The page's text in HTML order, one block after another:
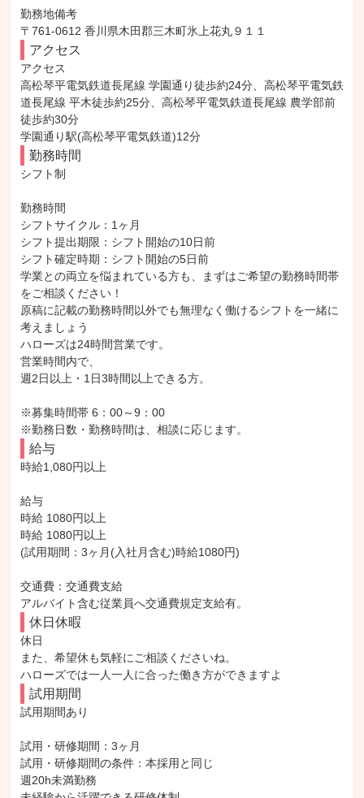
勤務地備考
〒761-0612 香川県木田郡三木町氷上花丸９１１
アクセス
アクセス
高松琴平電気鉄道長尾線 学園通り徒歩約24分、高松琴平電気鉄
道長尾線 平木徒歩約25分、高松琴平電気鉄道長尾線 農学部前
徒歩約30分
学園通り駅(高松琴平電気鉄道)12分
勤務時間
シフト制
勤務時間
シフトサイクル：1ヶ月
シフト提出期限：シフト開始の10日前
シフト確定時期：シフト開始の5日前
学業との両立を悩まれている方も、まずはご希望の勤務時間帯
をご相談ください！
原稿に記載の勤務時間以外でも無理なく働けるシフトを一緒に
考えましょう
ハローズは24時間営業です。
営業時間内で、
週2日以上・1日3時間以上できる方。
※募集時間帯 6：00～9：00
※勤務日数・勤務時間は、相談に応じます。
給与
時給1,080円以上
給与
時給 1080円以上
時給 1080円以上
(試用期間：3ヶ月(入社月含む)時給1080円)
交通費：交通費支給
アルバイト含む従業員へ交通費規定支給有。
休日休暇
休日
また、希望休も気軽にご相談くださいね。
ハローズでは一人一人に合った働き方ができますよ
試用期間
試用期間あり
試用・研修期間：3ヶ月
試用・研修期間の条件：本採用と同じ
週20h未満勤務